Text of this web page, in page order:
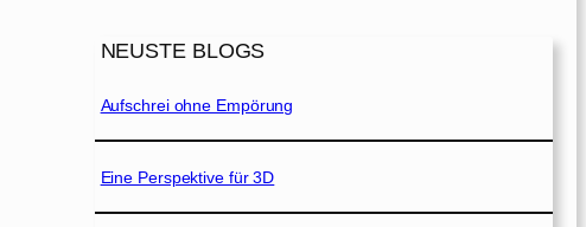
NEUSTE BLOGS
Aufschrei ohne Empörung
Eine Perspektive für 3D